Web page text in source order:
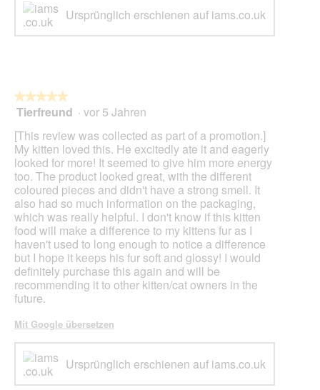
Ursprünglich erschienen auf iams.co.uk
★★★★★
★★★★★
5
Sternen.
Tierfreund · vor 5 Jahren
[This review was collected as part of a promotion.]
My kitten loved this. He excitedly ate it and eagerly
looked for more! It seemed to give him more energy
too. The product looked great, with the different
coloured pieces and didn't have a strong smell. It
also had so much information on the packaging,
which was really helpful. I don't know if this kitten
food will make a difference to my kittens fur as I
haven't used to long enough to notice a difference
but I hope it keeps his fur soft and glossy! I would
definitely purchase this again and will be
recommending it to other kitten/cat owners in the
future.
Mit Google übersetzen
Ursprünglich erschienen auf iams.co.uk